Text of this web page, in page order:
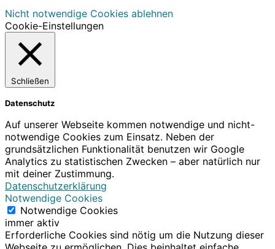
Nicht notwendige Cookies ablehnen
Cookie-Einstellungen
Schließen
Datenschutz
Auf unserer Webseite kommen notwendige und nicht-
notwendige Cookies zum Einsatz. Neben der
grundsätzlichen Funktionalität benutzen wir Google
Analytics zu statistischen Zwecken – aber natürlich nur
mit deiner Zustimmung.
Datenschutzerklärung
Notwendige Cookies
Notwendige Cookies
immer aktiv
Erforderliche Cookies sind nötig um die Nutzung dieser